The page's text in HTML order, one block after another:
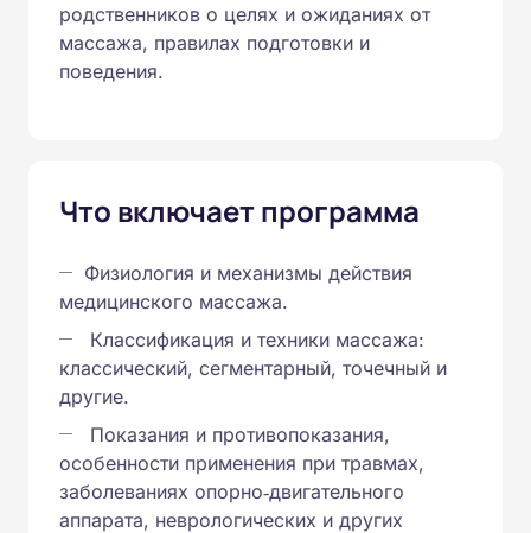
родственников о целях и ожиданиях от
массажа, правилах подготовки и
поведения.
Что включает программа
Физиология и механизмы действия
медицинского массажа.
Классификация и техники массажа:
классический, сегментарный, точечный и
другие.
Показания и противопоказания,
особенности применения при травмах,
заболеваниях опорно‑двигательного
аппарата, неврологических и других